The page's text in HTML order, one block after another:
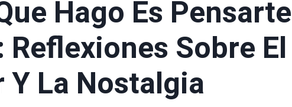
Hago Es Pensarte
Reflexiones Sobre El
La Nostalgia